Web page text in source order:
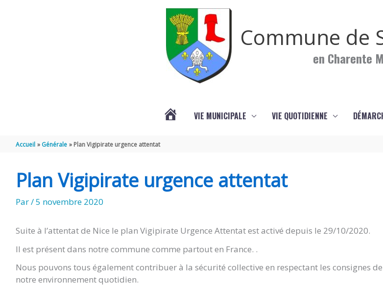
Commune de
en Charente
SAINT-
VIE MUNICIPALE VIE QUOTIDIENNE
Accueil Générale Plan Vigipirate urgence attentat
Plan Vigipirate urgence attentat
Par/5 novembre 2020
Suite à l’attentat de Nice le plan Vigipirate Urgence Attentat est activé depuis le 29/10/2020.
Il est présent dans notre commune comme partout en France. .
Nous pouvons tous également contribuer à la sécurité collective en respectant les consignes
notre environnement quotidien.